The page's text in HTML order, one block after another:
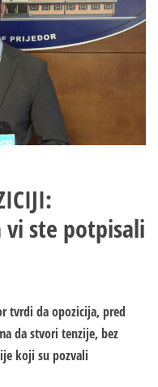
ste potpisali
tvrdi da opozicija, pred
da stvori tenzije, bez
koji su pozvali